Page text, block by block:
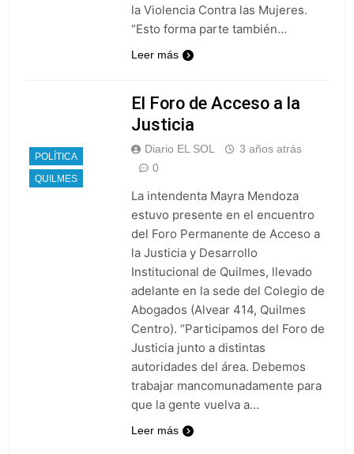
la Violencia Contra las Mujeres.
“Esto forma parte también…
Leer más
POLÍTICA
QUILMES
El Foro de Acceso a la
Justicia
Diario EL SOL
3 años atrás
0
La intendenta Mayra Mendoza
estuvo presente en el encuentro
del Foro Permanente de Acceso a
la Justicia y Desarrollo
Institucional de Quilmes, llevado
adelante en la sede del Colegio de
Abogados (Alvear 414, Quilmes
Centro). “Participamos del Foro de
Justicia junto a distintas
autoridades del área. Debemos
trabajar mancomunadamente para
que la gente vuelva a…
Leer más